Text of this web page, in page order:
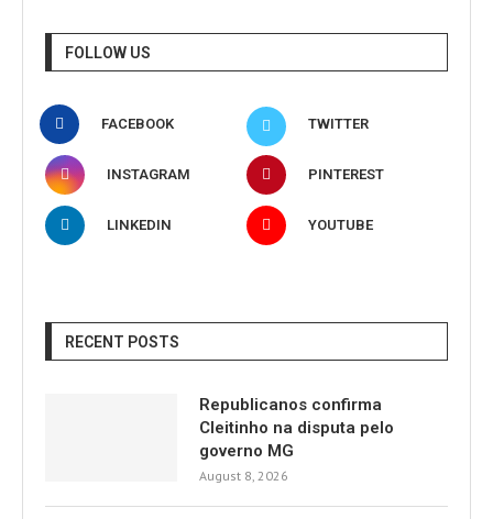
FOLLOW US
FACEBOOK TWITTER
INSTAGRAM PINTEREST
LINKEDIN YOUTUBE
RECENT POSTS
Republicanos confirma
Cleitinho na disputa pelo
governo MG
August 8, 2026